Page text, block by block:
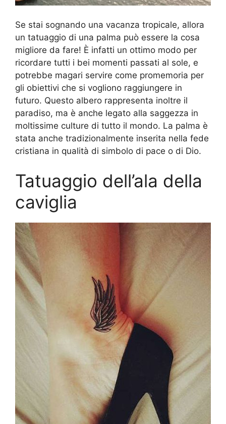
Se stai sognando una vacanza tropicale, allora
un tatuaggio di una palma può essere la cosa
migliore da fare! È infatti un ottimo modo per
ricordare tutti i bei momenti passati al sole, e
potrebbe magari servire come promemoria per
gli obiettivi che si vogliono raggiungere in
futuro. Questo albero rappresenta inoltre il
paradiso, ma è anche legato alla saggezza in
moltissime culture di tutto il mondo. La palma è
stata anche tradizionalmente inserita nella fede
cristiana in qualità di simbolo di pace o di Dio.
Tatuaggio dell’ala della
caviglia